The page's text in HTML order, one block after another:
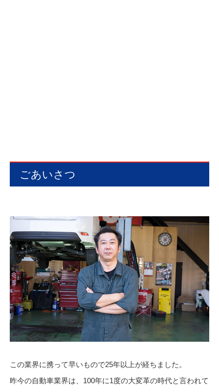
ごあいさつ
この業界に携って早いもので25年以上が経ちました。
昨今の自動車業界は、100年に1度の大変革の時代と言われて